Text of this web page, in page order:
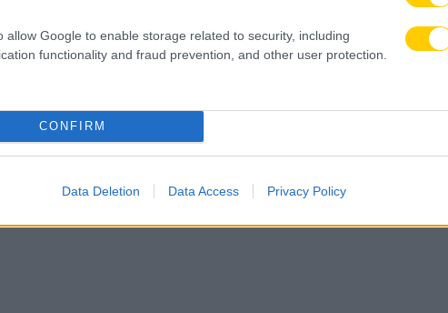
allow Google to enable storage related to security, including
functionality and fraud prevention, and other user protection.
CONFIRM
Data Deletion Data Access Privacy Policy
Μάγερ (ΦΩΤΟ)